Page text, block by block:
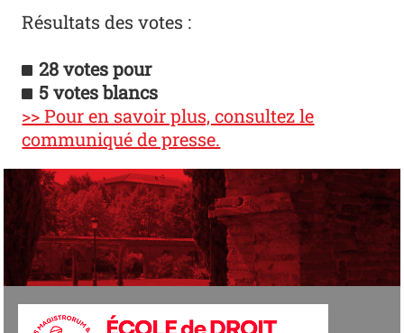
Résultats des votes :
28 votes pour
5 votes blancs
>> Pour en savoir plus, consultez le
communiqué de presse.